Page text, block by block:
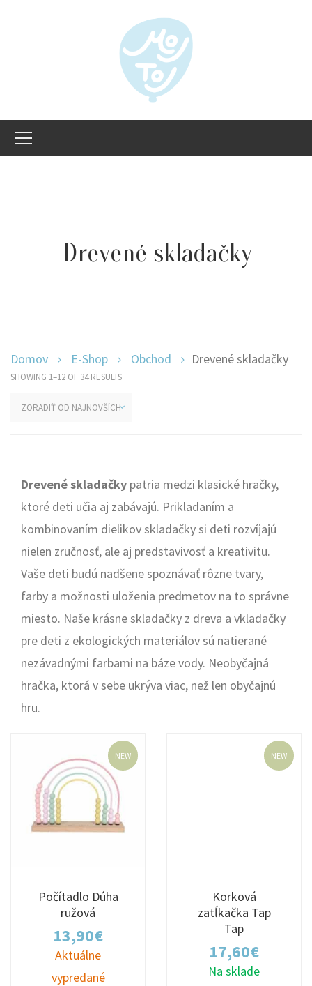
Drevené skladačky
Domov E-Shop Obchod Drevené skladačky
SHOWING 1–12 OF 34 RESULTS
Drevené skladačky patria medzi klasické hračky,
ktoré deti učia aj zabávajú. Prikladaním a
kombinovaním dielikov skladačky si deti rozvíjajú
nielen zručnosť, ale aj predstavivosť a kreativitu.
Vaše deti budú nadšene spoznávať rôzne tvary,
farby a možnosti uloženia predmetov na to správne
miesto. Naše krásne skladačky z dreva a vkladačky
pre deti z ekologických materiálov sú natierané
nezávadnými farbami na báze vody. Neobyčajná
hračka, ktorá v sebe ukrýva viac, než len obyčajnú
hru.
NEW
Počítadlo Dúha
ružová
13,90€
Aktuálne
vypredané
NEW
Korková
zatĺkačka Tap
Tap
17,60€
Na sklade